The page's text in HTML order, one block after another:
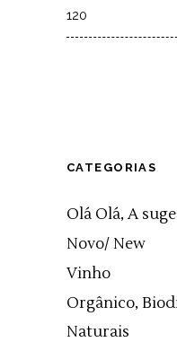
CATEGORIAS
Olá Olá, A
Novo/ New
Vinho
Orgânico,
Naturais